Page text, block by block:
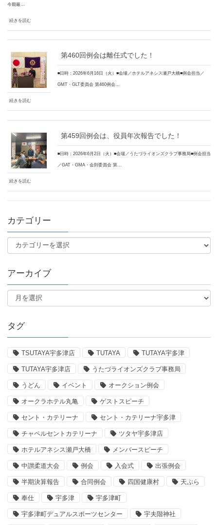
今期最…
続きを読む
第460回例会は離任式でした！
■日時：2026年6月16日（火）■会場／ホテルアネシス瀬戸大橋■例会担当／
GMT・GLT委員会 第460例会…
続きを読む
第459回例会は、役員年次報告でした！
■日時：2026年6月2日（火）■会場／うたづライオンズクラブ事務局■例会担当
／GAT・GMA・会則委員会 第…
続きを読む
カテゴリー
アーカイブ
タグ
TSUTAYA宇多津店 TUTAYA TUTAYA宇多津
TUTAYA宇多津店 うたづライオンズクラブ事務局
うどん イベント オークション例会
オークラホテル丸亀 ゲストスピーチ
セント・カテリーナ セント・カテリーナ宇多津
チャペルセントカテリーナ ツタヤ宇多津店
ホテルアネシス瀬戸大橋 メンバースピーチ
中讃柔道大会 例会 入会式 出張例会
半期決算報告 合同例会 四国健康村 天ぷら
奉仕 宇多津 宇多津町
宇多津町デュアルスポーツセンター 宇夫階神社